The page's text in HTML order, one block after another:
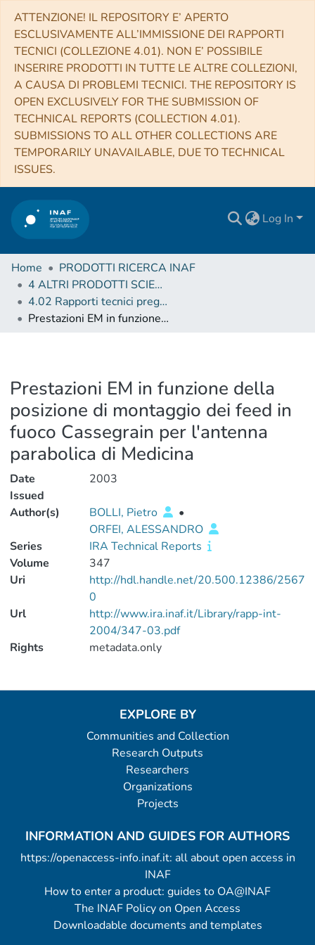
ATTENZIONE! IL REPOSITORY E’ APERTO
ESCLUSIVAMENTE ALL’IMMISSIONE DEI RAPPORTI
TECNICI (COLLEZIONE 4.01). NON E’ POSSIBILE
INSERIRE PRODOTTI IN TUTTE LE ALTRE COLLEZIONI,
A CAUSA DI PROBLEMI TECNICI. THE REPOSITORY IS
OPEN EXCLUSIVELY FOR THE SUBMISSION OF
TECHNICAL REPORTS (COLLECTION 4.01).
SUBMISSIONS TO ALL OTHER COLLECTIONS ARE
TEMPORARILY UNAVAILABLE, DUE TO TECHNICAL
ISSUES.
Log In
Home
PRODOTTI RICERCA INAF
4 ALTRI PRODOTTI SCIENTIFICI (Other scientific products)
4.02 Rapporti tecnici pregressi
Prestazioni EM in funzione della posizione di montaggio dei feed in fuoco Cassegrain per l'antenna parabolica di Medicina
Prestazioni EM in funzione della
posizione di montaggio dei feed in
fuoco Cassegrain per l'antenna
parabolica di Medicina
Date
Issued
2003
Author(s) BOLLI, Pietro
•
ORFEI, ALESSANDRO
Series
IRA Technical Reports
Volume
347
Uri
http://hdl.handle.net/20.500.12386/2567
0
Url
http://www.ira.inaf.it/Library/rapp-int-
2004/347-03.pdf
Rights
metadata.only
EXPLORE BY
Communities and Collection
Research Outputs
Researchers
Organizations
Projects
INFORMATION AND GUIDES FOR AUTHORS
https://openaccess-info.inaf.it: all about open access in
INAF
How to enter a product: guides to OA@INAF
The INAF Policy on Open Access
Downloadable documents and templates